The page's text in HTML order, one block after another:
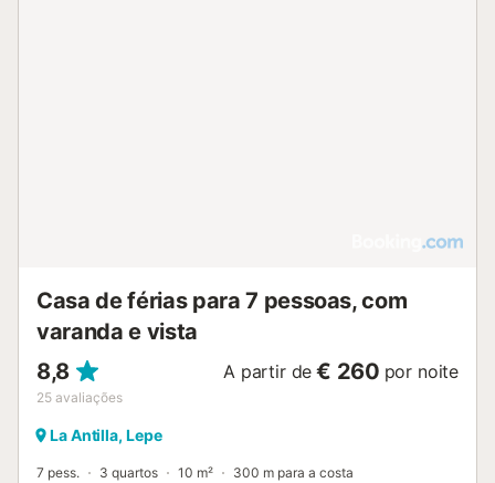
Casa de férias para 7 pessoas, com
varanda e vista
8,8
25 avaliações
A partir de € 260 por noite
La Antilla, Lepe
7 pess. 3 quartos 10 m² 300 m para a costa